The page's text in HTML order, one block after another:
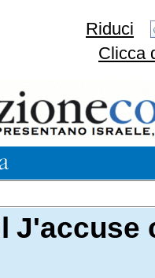
Riduci
Clicca
J'accuse